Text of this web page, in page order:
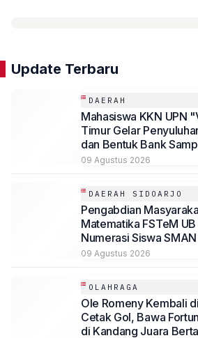
Update Terbaru
DAERAH
Mahasiswa KKN UPN
Timur Gelar
dan Bentuk Bank
Penggaron
09 Agustus 2026
DAERAH SIDOARJO
Pengabdian
Matematika FSTeM
Numerasi Siswa
Integrasi Aljabar
09 Agustus 2026
OLAHRAGA
Ole Romeny Kembali
Cetak Gol, Bawa
di Kandang Juara